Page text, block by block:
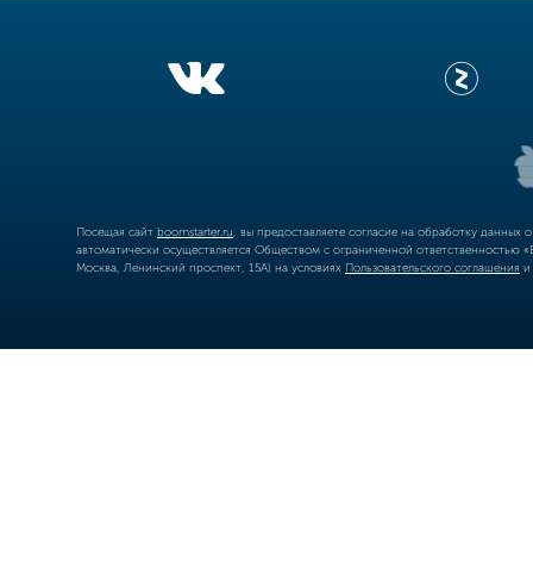
Посещая сайт boomstarter.ru , вы предоставляете согласие на обработку
автоматически осуществляется Обществом с ограниченной
Москва, Ленинский проспект, 15А) на условиях Пользовательского соглашения и